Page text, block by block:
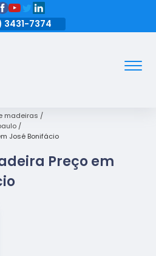
3431-7374
madeiras
José Bonifácio
Preço em